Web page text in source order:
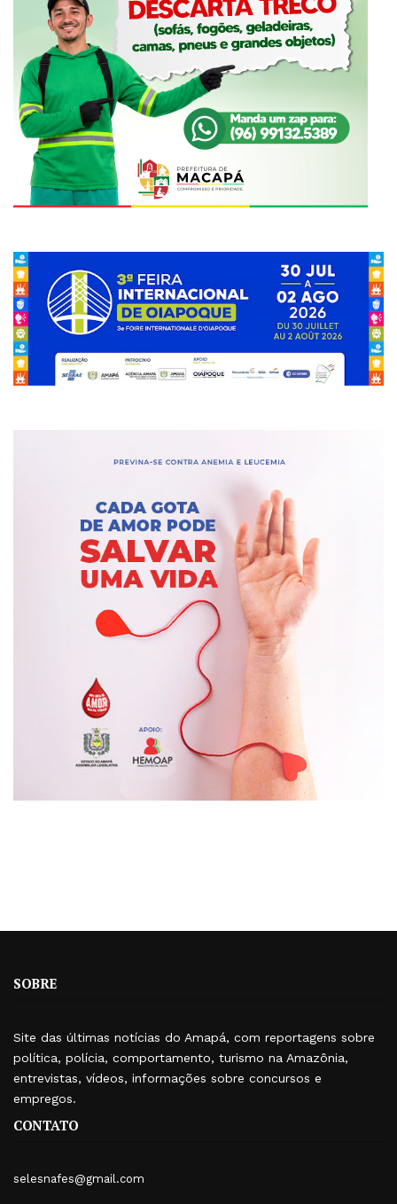
SOBRE
Site das últimas notícias do Amapá, com reportagens sobre
política, polícia, comportamento, turismo na Amazônia,
entrevistas, vídeos, informações sobre concursos e
empregos.
CONTATO
selesnafes@gmail.com